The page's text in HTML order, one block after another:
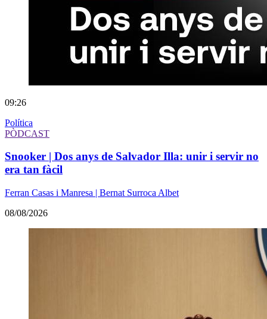
09:26
Política
PÒDCAST
Snooker | Dos anys de Salvador Illa: unir i servir no
era tan fàcil
Ferran Casas i Manresa | Bernat Surroca Albet
08/08/2026